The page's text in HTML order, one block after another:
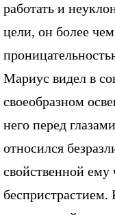
работать и
цели, он более
Мариус видел в
своеобразном
него перед
относился
свойственной
беспристрастием.